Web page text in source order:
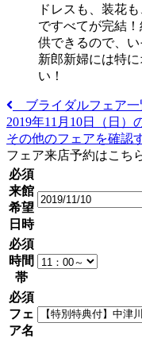
ドレスも、装花
ですべてが完結
供できるので、
新郎新婦には特
い！
ブライダルフェア一
2019年11月10日（日）
その他のフェアを確認
フェア来店予約はこち
必須
来館
希望
日時
必須
時間
帯
必須
フェ
ア名